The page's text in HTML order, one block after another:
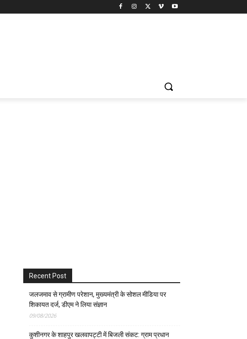
Recent Post
जलजमाव से ग्रामीण परेशान, मुख्यमंत्री के सोशल मीडिया पर
शिकायत दर्ज, डीएम ने लिया संज्ञान
09/08/2026
कुशीनगर के शाहपुर खलवापट्टी में बिजली संकट: ग्राम प्रधान